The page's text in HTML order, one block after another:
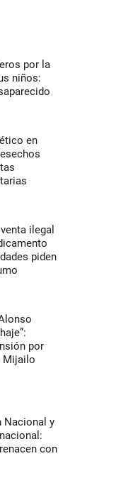
por la
niños:
en
ilegal
piden
por
Mijailo
Nacional y
con